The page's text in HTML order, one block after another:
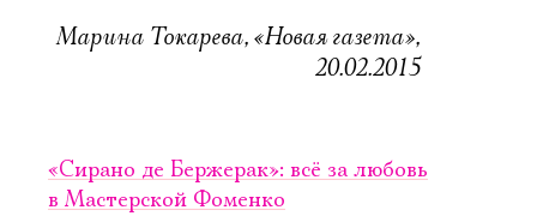
Марина Токарева, «Новая газета»,
20.02.2015
«Сирано де Бержерак»: всё за любовь
в Мастерской Фоменко